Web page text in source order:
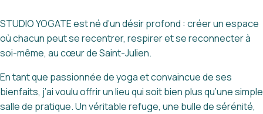
STUDIO YOGATE est né d’un désir profond : créer un espace
où chacun peut se recentrer, respirer et se reconnecter à
soi-même, au cœur de Saint-Julien.
En tant que passionnée de yoga et convaincue de ses
bienfaits, j’ai voulu offrir un lieu qui soit bien plus qu’une simple
salle de pratique. Un véritable refuge, une bulle de sérénité,